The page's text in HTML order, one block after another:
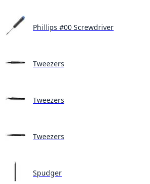
Phillips #00 Screwdriver
Tweezers
Tweezers
Tweezers
Spudger